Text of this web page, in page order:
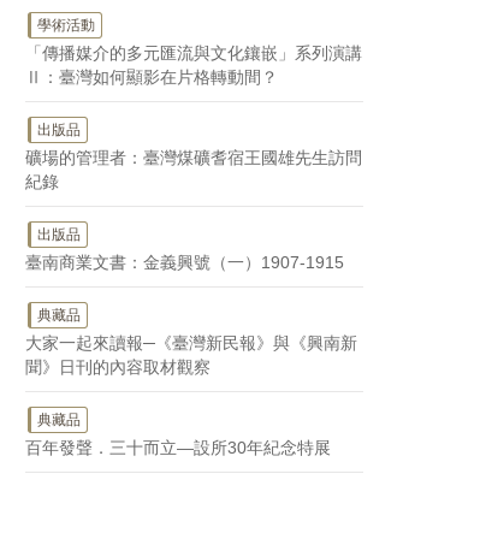
學術活動
「傳播媒介的多元匯流與文化鑲嵌」系列演講
Ⅱ：臺灣如何顯影在片格轉動間？
出版品
礦場的管理者：臺灣煤礦耆宿王國雄先生訪問
紀錄
出版品
臺南商業文書：金義興號（一）1907-1915
典藏品
大家一起來讀報─《臺灣新民報》與《興南新
聞》日刊的內容取材觀察
典藏品
百年發聲．三十而立—設所30年紀念特展